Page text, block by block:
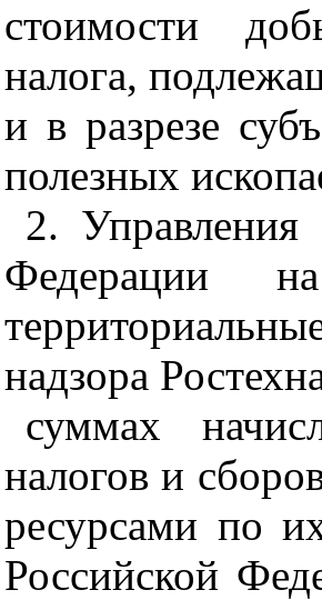
стоимости
налога,
и в разрезе
полезных
2.
Федерации
надзора
суммах
налогов и
ресурсами по
Российской